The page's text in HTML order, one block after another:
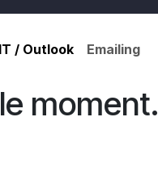
/ Outlook Emailing
moment.